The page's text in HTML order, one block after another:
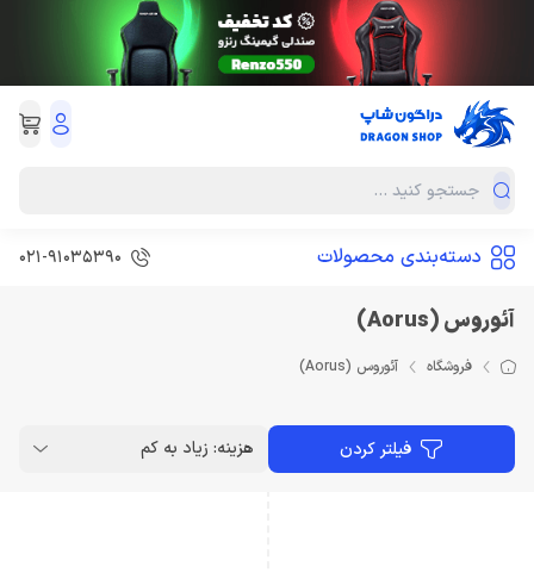
دسته‌بندی محصولات 021-91035390
آئوروس (Aorus)
فروشگاه آئوروس (Aorus)
فیلتر کردن هزینه: زیاد به کم